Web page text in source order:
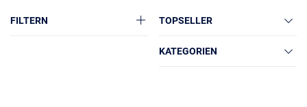
FILTERN TOPSELLER
KATEGORIEN